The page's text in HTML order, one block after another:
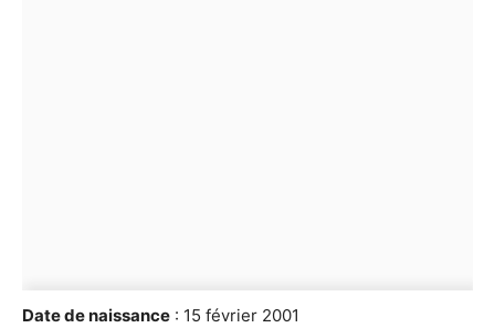
Date de naissance : 15 février 2001